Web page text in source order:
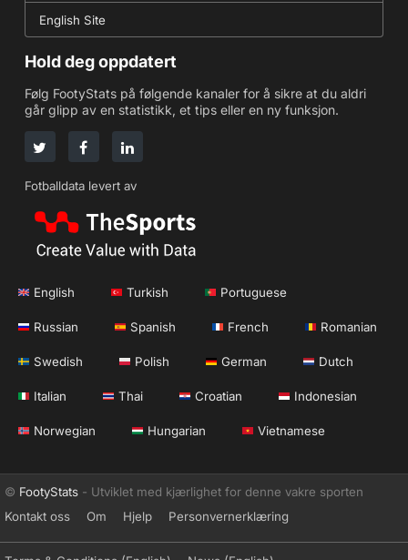
English Site
Hold deg oppdatert
Følg FootyStats på følgende kanaler for å sikre at du aldri
går glipp av en statistikk, et tips eller en ny funksjon.
Fotballdata levert av
English Turkish Portuguese
Russian Spanish French Romanian
Swedish Polish German Dutch
Italian Thai Croatian Indonesian
Norwegian Hungarian Vietnamese
© FootyStats - Utviklet med kjærlighet for denne vakre sporten
Kontakt oss
Om Hjelp Personvernerklæring